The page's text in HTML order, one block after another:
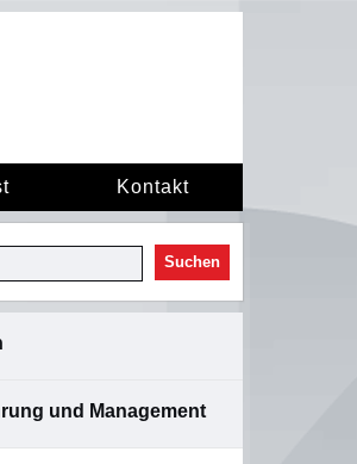
Kontakt
Suchen
und Management